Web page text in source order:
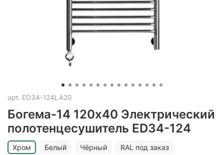
арт. ED34-124LA20
Богема-14 120х40 Электрический
полотенцесушитель ED34-124
Хром Белый Чёрный
RAL под заказ